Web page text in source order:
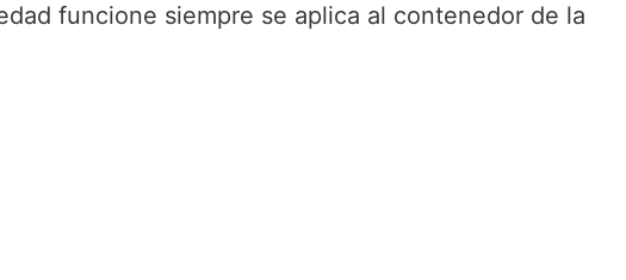
funcione siempre se aplica al contenedor de la